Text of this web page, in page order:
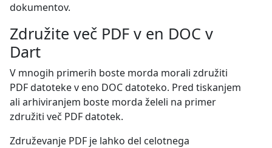
dokumentov.
Združite več PDF v en DOC v
Dart
V mnogih primerih boste morda morali združiti
PDF datoteke v eno DOC datoteko. Pred tiskanjem
ali arhiviranjem boste morda želeli na primer
združiti več PDF datotek.
Združevanje PDF je lahko del celotnega